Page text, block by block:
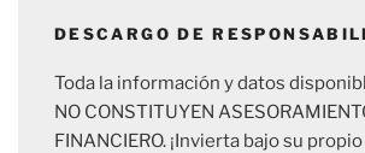
DESCARGO DE
Toda la información y datos
NO CONSTITUYEN
FINANCIERO. ¡Invierta bajo su